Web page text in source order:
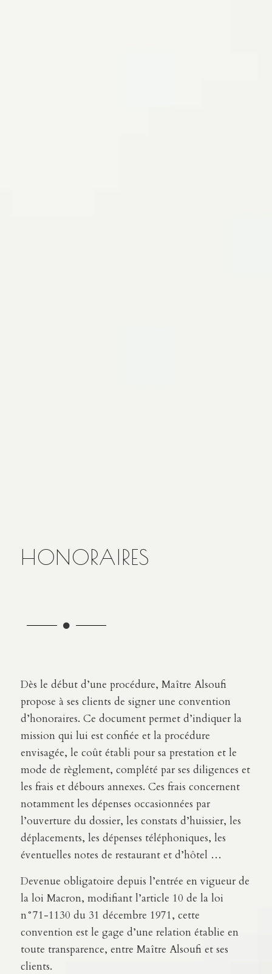
HONORAIRES
Dès le début d’une procédure, Maître Alsoufi
propose à ses clients de signer une convention
d’honoraires. Ce document permet d’indiquer la
mission qui lui est confiée et la procédure
envisagée, le coût établi pour sa prestation et le
mode de règlement, complété par ses diligences et
les frais et débours annexes. Ces frais concernent
notamment les dépenses occasionnées par
l’ouverture du dossier, les constats d’huissier, les
déplacements, les dépenses téléphoniques, les
éventuelles notes de restaurant et d’hôtel …
Devenue obligatoire depuis l’entrée en vigueur de
la loi Macron, modifiant l’article 10 de la loi
n°71-1130 du 31 décembre 1971, cette
convention est le gage d’une relation établie en
toute transparence, entre Maître Alsoufi et ses
clients.